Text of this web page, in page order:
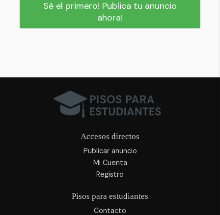
Sé el primero! Publica tu anuncio
ahora!
Accesos directos
Publicar anuncio
Mi Cuenta
Registro
Pisos para estudiantes
Contacto